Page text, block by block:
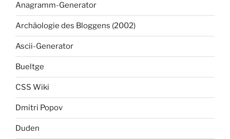
Anagramm-Generator
Archäologie des Bloggens (2002)
Ascii-Generator
Bueltge
CSS Wiki
Dmitri Popov
Duden